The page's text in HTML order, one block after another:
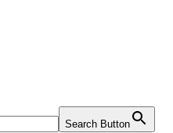
Search Button